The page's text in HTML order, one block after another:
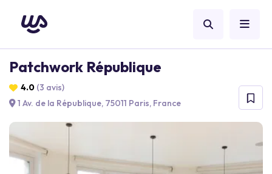
Patchwork République
4.0 (3 avis)
1 Av. de la République, 75011 Paris, France